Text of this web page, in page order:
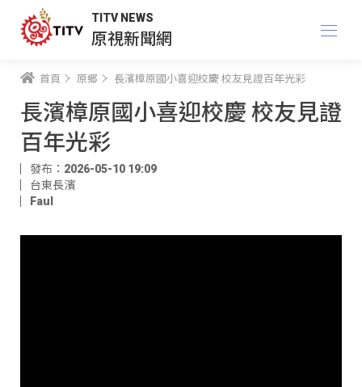
TITV NEWS
原視新聞網
首頁 原鄉 長濱樟原國小喜迎校慶 校友見證百年光彩
長濱樟原國小喜迎校慶 校友見證
百年光彩
發布：2026-05-10 19:09
台東長濱
Faul